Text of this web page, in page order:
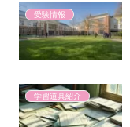
受験情報
学習道具紹介